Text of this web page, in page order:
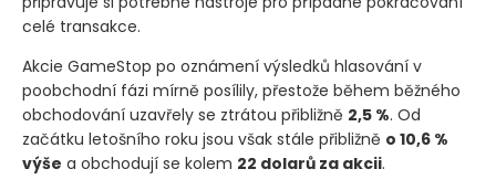
celé transakce.
Akcie GameStop po oznámení výsledků hlasování v
poobchodní fázi mírně posílily, přestože během běžného
obchodování uzavřely se ztrátou přibližně 2,5 %. Od
začátku letošního roku jsou však stále přibližně o 10,6 %
výše a obchodují se kolem 22 dolarů za akcii.